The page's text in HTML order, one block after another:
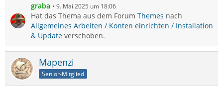
graba 9. Mai 2025 um 18:06
Hat das Thema aus dem Forum Themes nach
Allgemeines Arbeiten / Konten einrichten / Installation
& Update verschoben.
Mapenzi
Senior-Mitglied